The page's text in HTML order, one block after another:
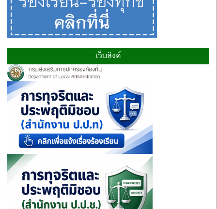
เว็บลิงค์